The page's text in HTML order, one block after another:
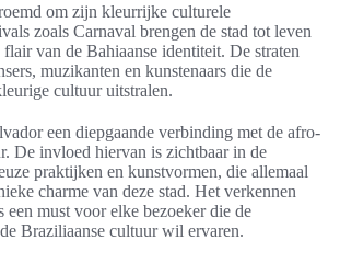
om zijn kleurrijke culturele
zoals Carnaval brengen de stad tot leven
van de Bahiaanse identiteit. De straten
muzikanten en kunstenaars die de
cultuur uitstralen.
een diepgaande verbinding met de afro-
De invloed hiervan is zichtbaar in de
praktijken en kunstvormen, die allemaal
charme van deze stad. Het verkennen
een must voor elke bezoeker die de
Braziliaanse cultuur wil ervaren.